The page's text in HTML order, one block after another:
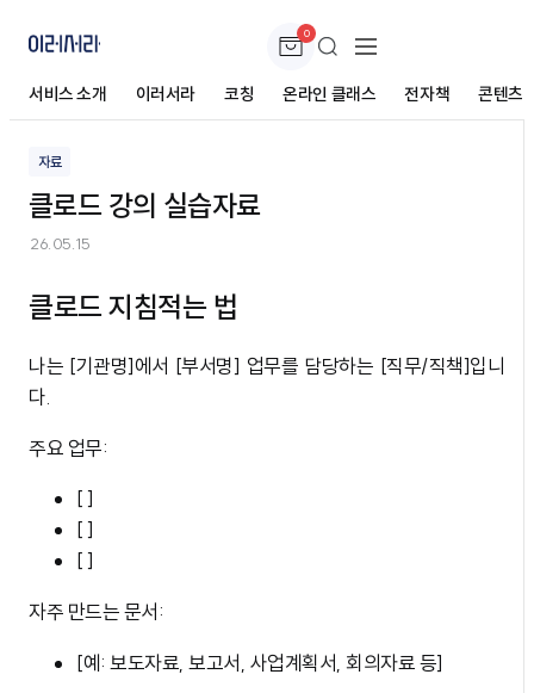
0
서비스 소개 이러서라 코칭 온라인 클래스 전자책 콘텐츠
클로드 강의 실습자료
자료
클로드 강의 실습자료
26.05.15
클로드 지침적는 법
나는 [기관명]에서 [부서명] 업무를 담당하는 [직무/직책]입니
다.
주요 업무:
[ ]
[ ]
[ ]
자주 만드는 문서:
[예: 보도자료, 보고서, 사업계획서, 회의자료 등]